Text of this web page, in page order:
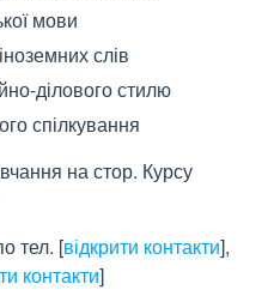
мови
слів
ділового стилю
спілкування
на стор. Курсу
тел. [відкрити контакти],
контакти]